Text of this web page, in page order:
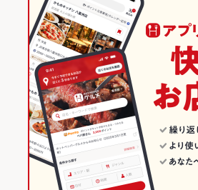
藤が丘駅 × 和風
和食全般
本山・覚王山・藤が丘 × 和食
本山・覚王山・藤が丘 × 和食全般
藤が丘駅 × 和食
藤が丘(名古屋) × 和食全般
愛知 × 居酒屋
愛知 × 和風
愛知 × 和食
愛知 × 和食全般
デザート
愛知の居酒屋ランキング
本山・覚王山・藤が丘のグルメランキング
本山・覚王山・藤が丘の居酒屋ランキング
藤が丘(名古屋)のグルメランキング
藤が丘(名古屋)の居酒屋ランキング